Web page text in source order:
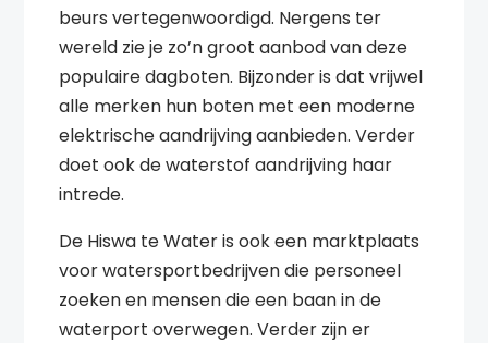
beurs vertegenwoordigd. Nergens ter
wereld zie je zo’n groot aanbod van deze
populaire dagboten. Bijzonder is dat vrijwel
alle merken hun boten met een moderne
elektrische aandrijving aanbieden. Verder
doet ook de waterstof aandrijving haar
intrede.
De Hiswa te Water is ook een marktplaats
voor watersportbedrijven die personeel
zoeken en mensen die een baan in de
waterport overwegen. Verder zijn er